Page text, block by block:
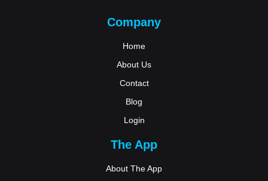
Company
Home
About Us
Contact
Blog
Login
The App
About The App